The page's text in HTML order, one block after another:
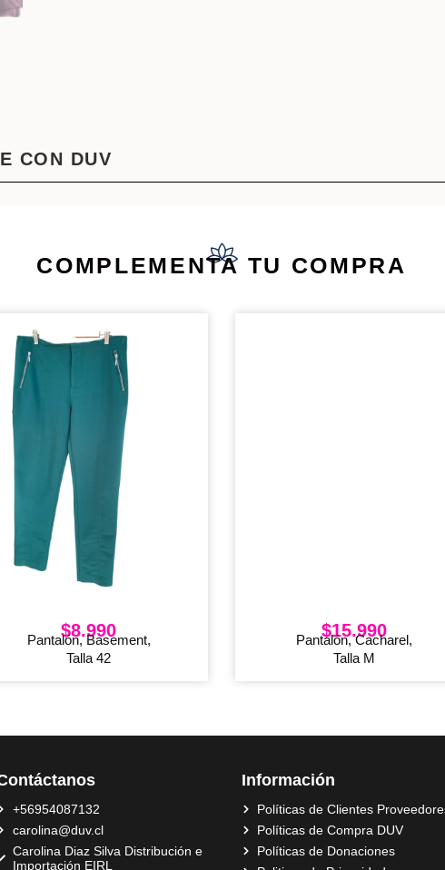
CON DUV
COMPLEMENTA TU COMPRA
$8.990
Pantalón, Basement,
Talla 42
$15.990
Pantalón, Cacharel,
Talla M
+56954087132
carolina@duv.cl
Carolina Diaz Silva Distribución e
Importación EIRL
Información
Políticas de Clientes
Políticas de Compra DUV
Políticas de Donaciones